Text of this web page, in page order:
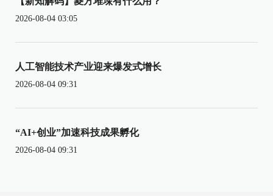
2026-08-04 03:05
人工智能技术产业迎来爆发式增长
2026-08-04 09:31
“AI+创业”加速科技成果孵化
2026-08-04 09:31